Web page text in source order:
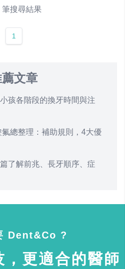
筆搜尋結果
1
文章
孩各階段的換牙時間與注
氟總整理：補助規則，4大優
了解前兆、長牙順序、症
Dent&Co ?
，更適合的醫師